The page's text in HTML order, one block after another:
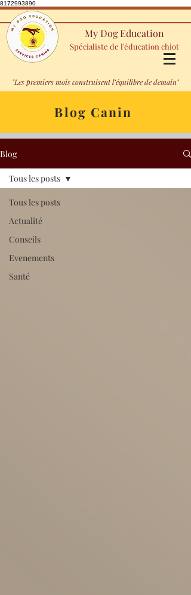
8172993890
My Dog Education
Spécialiste de l'éducation chiot
"Les premiers mois construisent l’équilibre de demain"
Blog Canin
Blog
Tous les posts
Actualité
Conseils
Evenements
Santé
Tous les posts